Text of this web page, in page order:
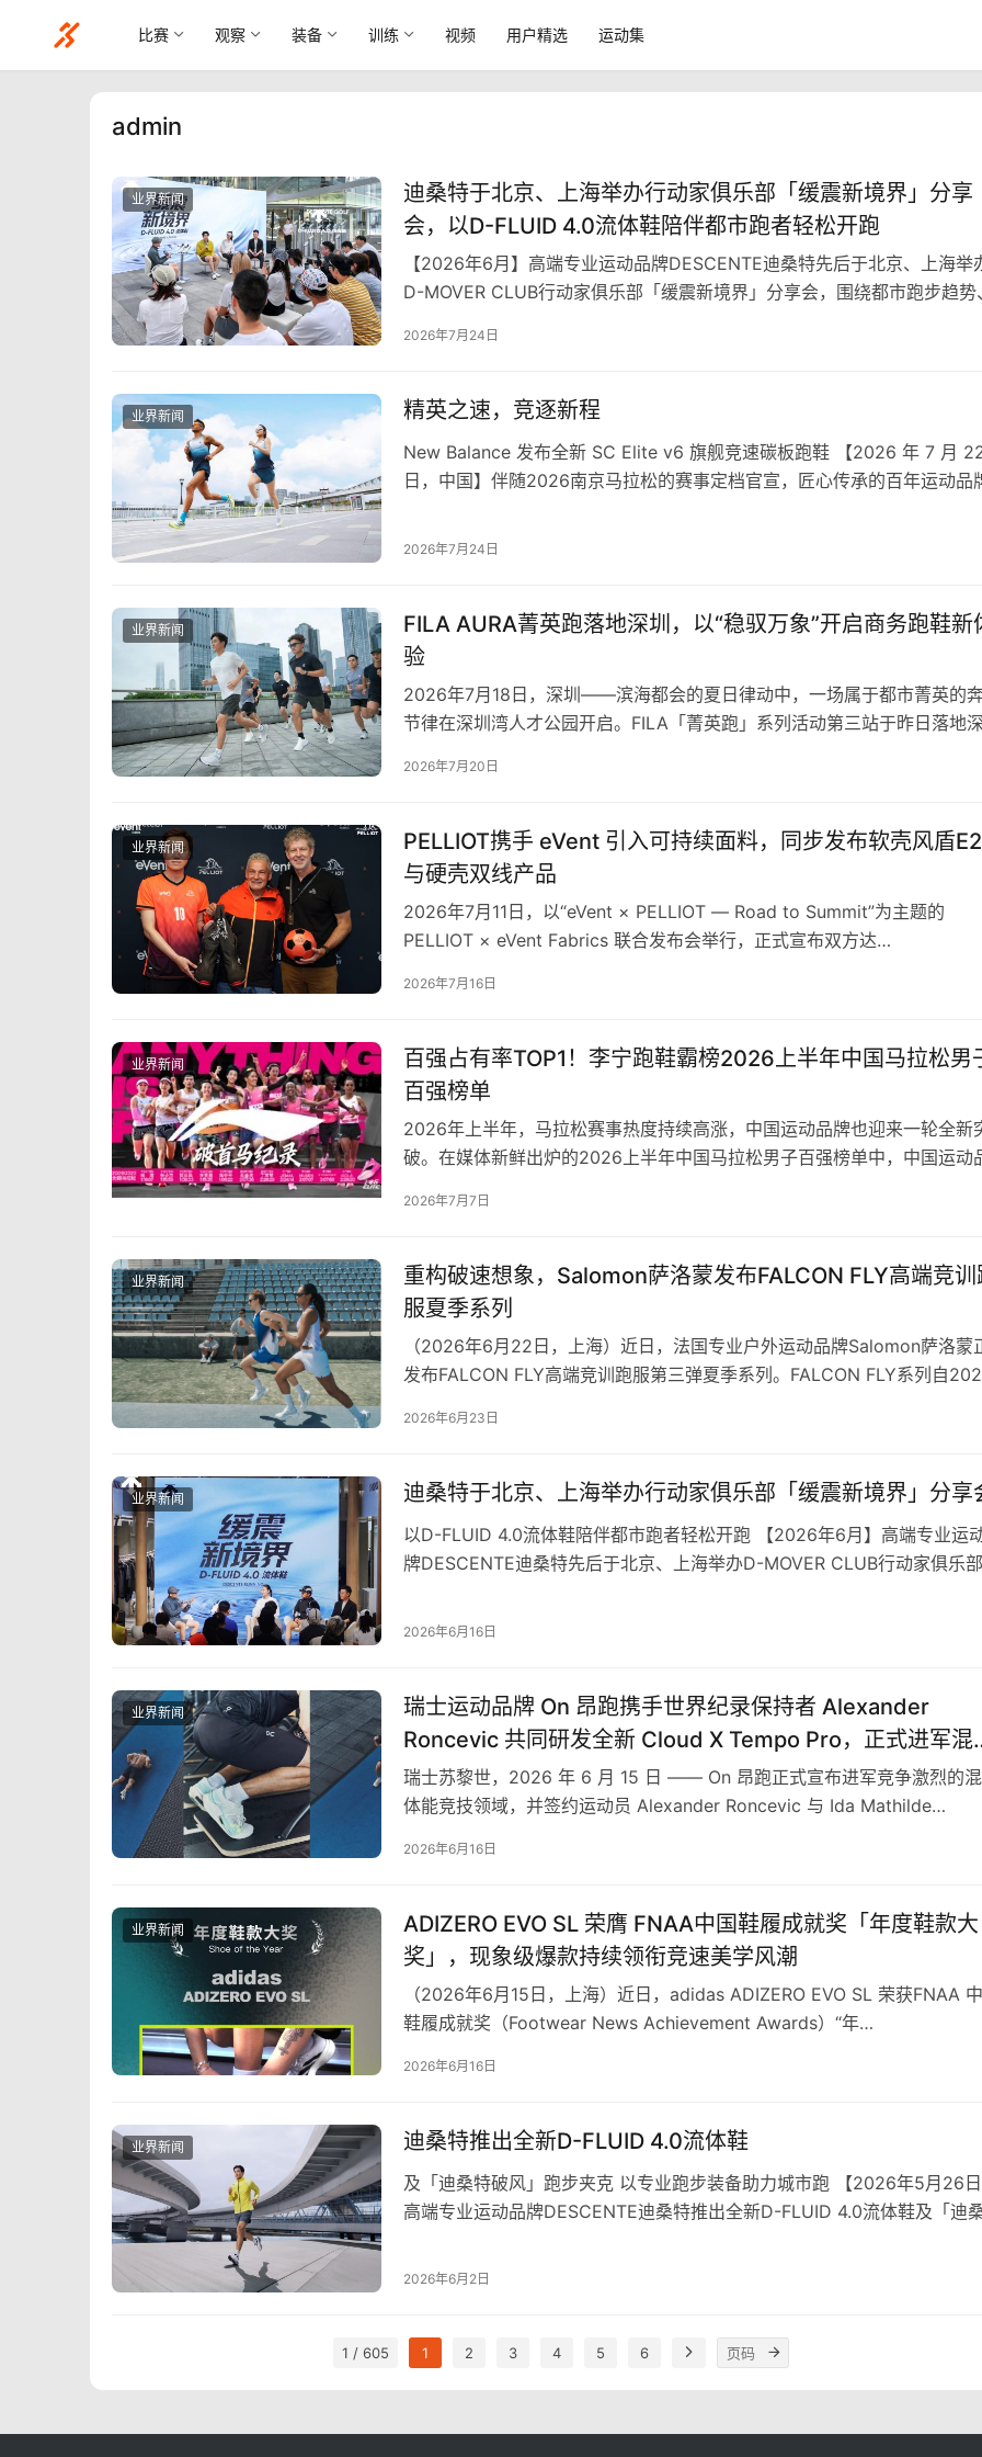
比赛 观察 装备 训练 视频 用户精选 运动集
admin
业界新闻
迪桑特于北京、上海举办行动家俱乐部「缓震新境界」分享
会，以D-FLUID 4.0流体鞋陪伴都市跑者轻松开跑
【2026年6月】高端专业运动品牌DESCENTE迪桑特先后于北京、上海举
D-MOVER CLUB行动家俱乐部「缓震新境界」分享会，围绕都市跑步趋势、
2026年7月24日
业界新闻 精英之速，竞逐新程
New Balance 发布全新 SC Elite v6 旗舰竞速碳板跑鞋 【2026 年 7 月
日，中国】伴随2026南京马拉松的赛事定档官宣，匠心传承的百年运动品
2026年7月24日
业界新闻
FILA AURA菁英跑落地深圳，以“稳驭万象”开启商务跑鞋新
验
2026年7月18日，深圳——滨海都会的夏日律动中，一场属于都市菁英的
节律在深圳湾人才公园开启。FILA「菁英跑」系列活动第三站于昨日落地深
2026年7月20日
业界新闻
PELLIOT携手 eVent 引入可持续面料，同步发布软壳风盾
与硬壳双线产品
2026年7月11日，以“eVent × PELLIOT — Road to Summit”为主题的
PELLIOT × eVent Fabrics 联合发布会举行，正式宣布双方达…
2026年7月16日
业界新闻
百强占有率TOP1！李宁跑鞋霸榜2026上半年中国马拉松男
百强榜单
2026年上半年，马拉松赛事热度持续高涨，中国运动品牌也迎来一轮全新
破。在媒体新鲜出炉的2026上半年中国马拉松男子百强榜单中，中国运动
2026年7月7日
业界新闻
重构破速想象，Salomon萨洛蒙发布FALCON FLY高端竞训
服夏季系列
（2026年6月22日，上海）近日，法国专业户外运动品牌Salomon萨洛蒙
发布FALCON FLY高端竞训跑服第三弹夏季系列。FALCON FLY系列自
2026年6月23日
业界新闻 迪桑特于北京、上海举办行动家俱乐部「缓震新境界」分享
以D-FLUID 4.0流体鞋陪伴都市跑者轻松开跑 【2026年6月】高端专业运
牌DESCENTE迪桑特先后于北京、上海举办D-MOVER CLUB行动家俱乐部
2026年6月16日
业界新闻
瑞士运动品牌 On 昂跑携手世界纪录保持者 Alexander
Roncevic 共同研发全新 Cloud X Tempo Pro，正式进军混
体能竞技领域
瑞士苏黎世，2026 年 6 月 15 日 —— On 昂跑正式宣布进军竞争激烈的
体能竞技领域，并签约运动员 Alexander Roncevic 与 Ida Mathilde…
2026年6月16日
业界新闻
ADIZERO EVO SL 荣膺 FNAA中国鞋履成就奖「年度鞋款大
奖」，现象级爆款持续领衔竞速美学风潮
（2026年6月15日，上海）近日，adidas ADIZERO EVO SL 荣获FNAA
鞋履成就奖（Footwear News Achievement Awards）“年…
2026年6月16日
业界新闻 迪桑特推出全新D-FLUID 4.0流体鞋
及「迪桑特破风」跑步夹克 以专业跑步装备助力城市跑 【2026年5月26日
高端专业运动品牌DESCENTE迪桑特推出全新D-FLUID 4.0流体鞋及「迪
2026年6月2日
1 / 605 1 2 3 4 5 6